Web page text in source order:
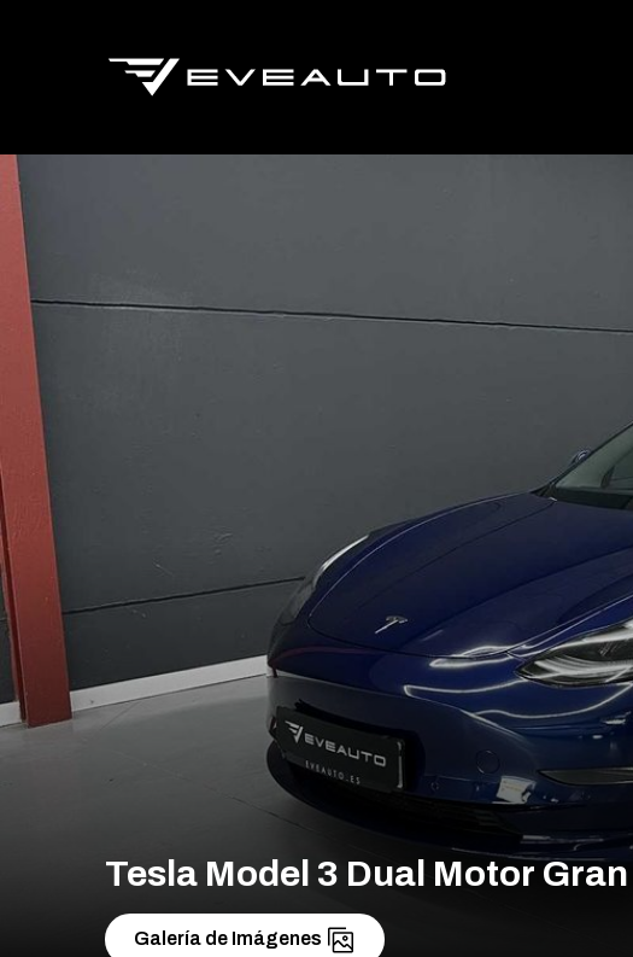
Tesla Model 3 Dual Motor
Galería de Imágenes